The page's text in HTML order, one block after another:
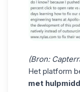
(Bron:
Het platform
met